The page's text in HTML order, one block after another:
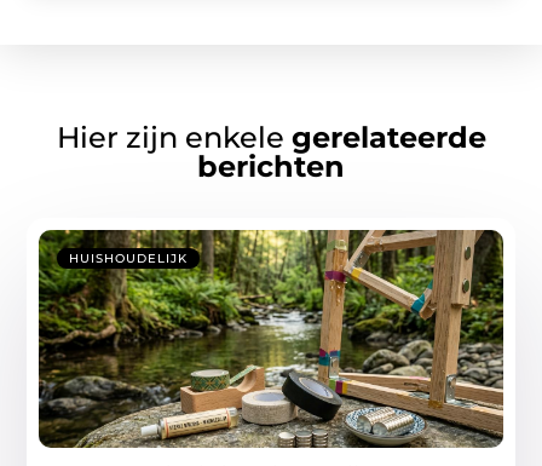
Hier zijn enkele gerelateerde
berichten
HUISHOUDELIJK